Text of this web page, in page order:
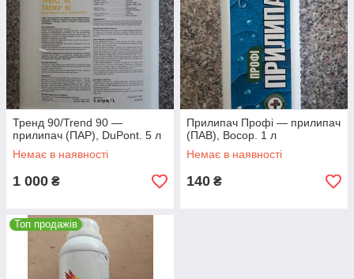
Тренд 90/Trend 90 —
прилипач (ПАР), DuPont. 5 л
Немає в наявності
1 000 ₴
Прилипач Профі — прилипач
(ПАВ), Восор. 1 л
Немає в наявності
140 ₴
Топ продажів